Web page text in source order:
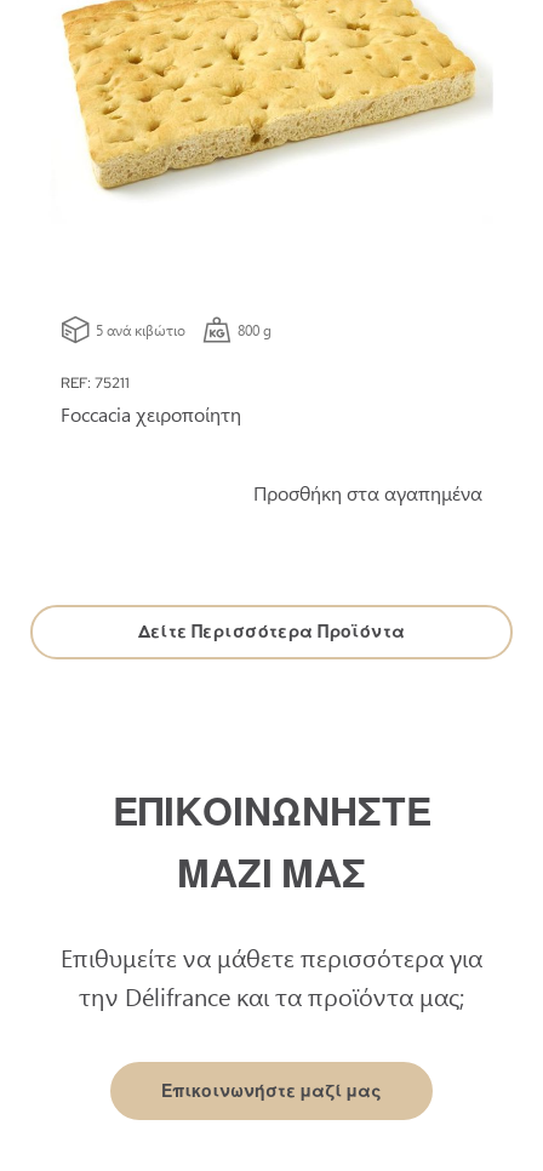
5 ανά κιβώτιο 800 g
REF: 75211
Foccacia χειροποίητη
Προσθήκη στα αγαπημένα
Δείτε Περισσότερα Προϊόντα
ΕΠΙΚΟΙΝΩΝΗΣΤΕ
ΜΑΖΙ ΜΑΣ
Επιθυμείτε να μάθετε περισσότερα για
την Délifrance και τα προϊόντα μας;
Επικοινωνήστε μαζί μας